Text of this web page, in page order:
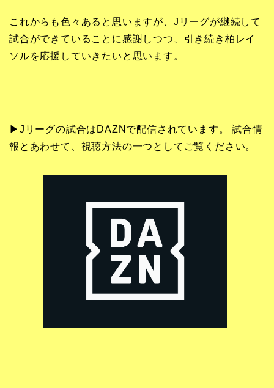
これからも色々あると思いますが、Jリーグが継続して
試合ができていることに感謝しつつ、引き続き柏レイ
ソルを応援していきたいと思います。
▶Jリーグの試合はDAZNで配信されています。 試合情
報とあわせて、視聴方法の一つとしてご覧ください。